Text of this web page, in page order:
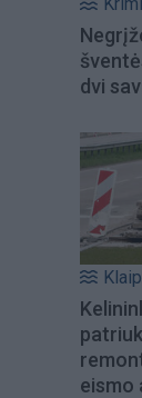
dvi
eismo